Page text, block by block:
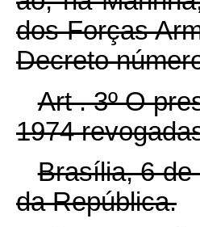
dos Forças
Decreto
Art . 3º O
1974
Brasília, 6 de
da República.